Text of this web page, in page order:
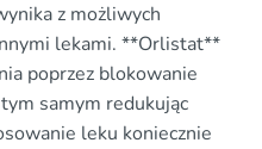
z możliwych
lekami. **Orlistat**
poprzez blokowanie
samym redukując
leku koniecznie